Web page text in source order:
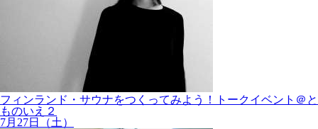
フィンランド・サウナをつくってみよう！トークイベント＠と
ものいえ２
7月27日（土）